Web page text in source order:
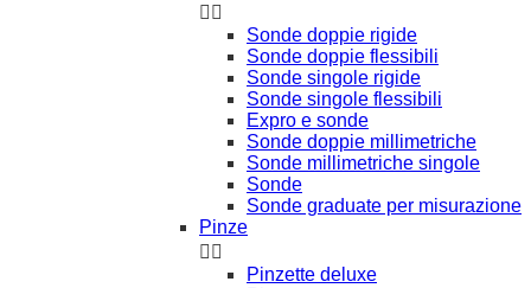
 
Sonde doppie rigide
Sonde doppie flessibili
Sonde singole rigide
Sonde singole flessibili
Expro e sonde
Sonde doppie millimetriche
Sonde millimetriche singole
Sonde
Sonde graduate per misurazione
Pinze
 
Pinzette deluxe